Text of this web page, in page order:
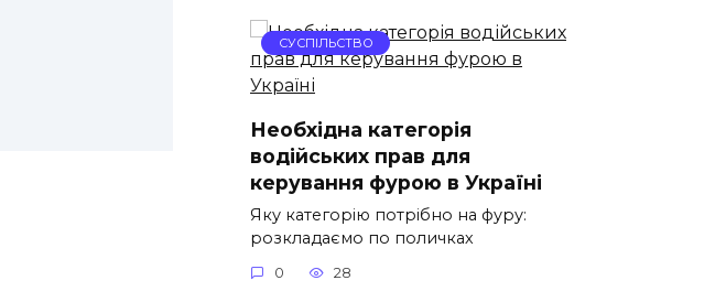
СУСПІЛЬСТВО
Необхідна категорія
водійських прав для
керування фурою в Україні
Яку категорію потрібно на фуру:
розкладаємо по поличках
0 28